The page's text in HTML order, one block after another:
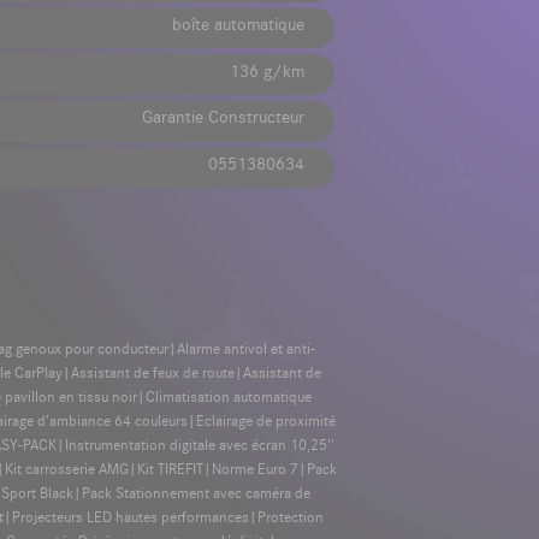
boîte automatique
136 g/km
Garantie Constructeur
0551380634
genoux pour conducteur|Alarme antivol et anti-
CarPlay|Assistant de feux de route|Assistant de
en tissu noir|Climatisation automatique
d’ambiance 64 couleurs|Eclairage de proximité
PACK|Instrumentation digitale avec écran 10,25''
carrosserie AMG|Kit TIREFIT|Norme Euro 7|Pack
Black|Pack Stationnement avec caméra de
LED hautes performances|Protection